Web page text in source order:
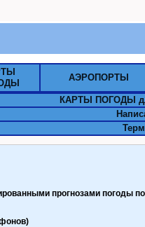
АЭРОПОРТЫ
КАРТЫ ПОГОДЫ
прогнозами погоды